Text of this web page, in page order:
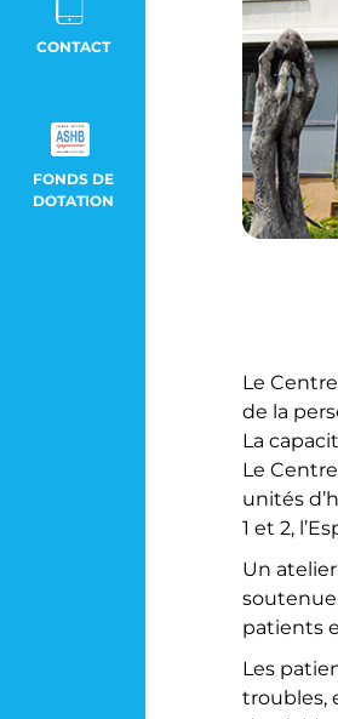
CONTACT
FONDS DE
DOTATION
Le
de la
La
Le
unités
1 et 2,
Un
patients
Les
troubles,